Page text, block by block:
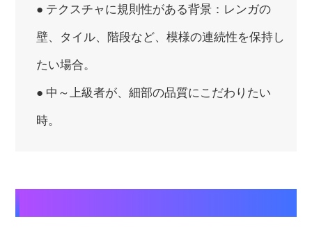
● テクスチャに規則性がある背景：レンガの
壁、タイル、階段など、模様の連続性を保持し
たい場合。
● 中～上級者が、細部の品質にこだわりたい
時。